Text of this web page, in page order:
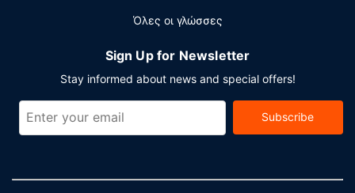
Όλες οι γλώσσες
Sign Up for Newsletter
Stay informed about news and special offers!
Subscribe